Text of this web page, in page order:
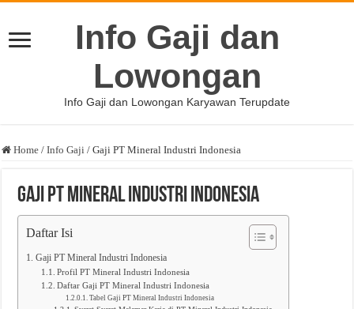
Info Gaji dan
Lowongan
Info Gaji dan Lowongan Karyawan Terupdate
Home / Info Gaji / Gaji PT Mineral Industri Indonesia
Gaji PT Mineral Industri Indonesia
Daftar Isi
Gaji PT Mineral Industri Indonesia
Profil PT Mineral Industri Indonesia
Daftar Gaji PT Mineral Industri Indonesia
Tabel Gaji PT Mineral Industri Indonesia